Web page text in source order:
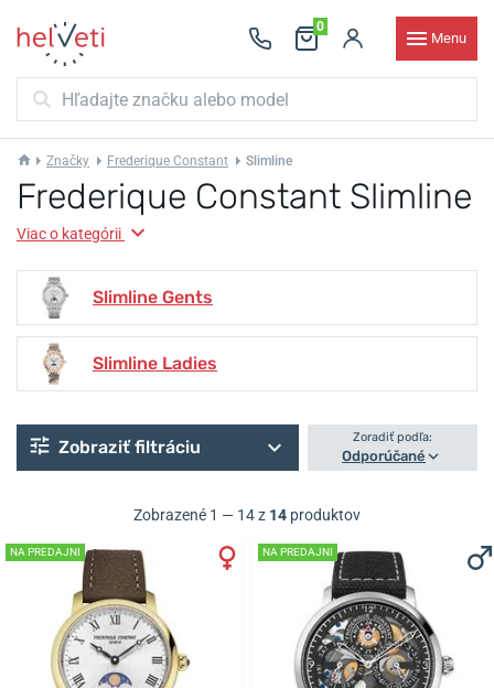
0
Menu
Značky Frederique Constant Slimline
Frederique Constant Slimline
Viac o kategórii
Slimline Gents
Slimline Ladies
Zobraziť filtráciu Zoradiť podľa:
Odporúčané
Zobrazené 1 — 14 z 14 produktov
NA PREDAJNI NA PREDAJNI